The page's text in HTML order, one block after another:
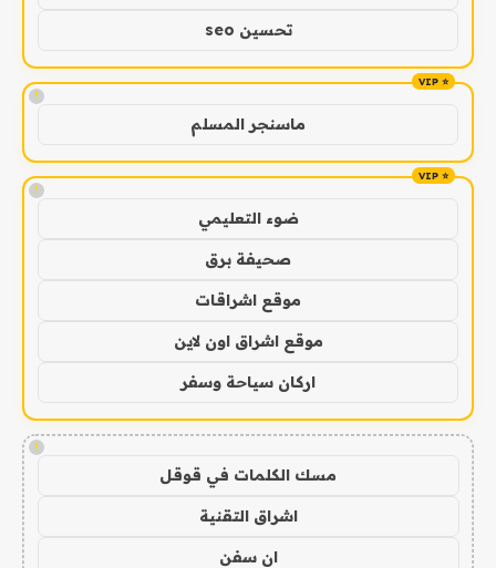
تحسين seo
!
ماسنجر المسلم
!
ضوء التعليمي
صحيفة برق
موقع اشراقات
موقع اشراق اون لاين
اركان سياحة وسفر
!
مسك الكلمات في قوقل
اشراق التقنية
ان سفن